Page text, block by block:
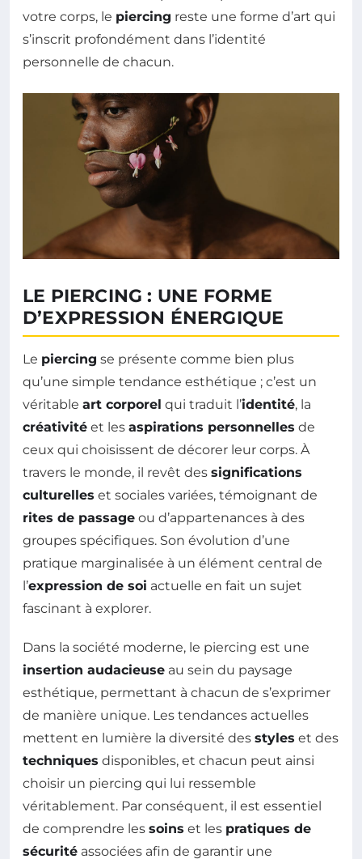
votre corps, le piercing reste une forme d’art qui
s’inscrit profondément dans l’identité
personnelle de chacun.
LE PIERCING : UNE FORME
D’EXPRESSION ÉNERGIQUE
Le piercing se présente comme bien plus
qu’une simple tendance esthétique ; c’est un
véritable art corporel qui traduit l’identité, la
créativité et les aspirations personnelles de
ceux qui choisissent de décorer leur corps. À
travers le monde, il revêt des significations
culturelles et sociales variées, témoignant de
rites de passage ou d’appartenances à des
groupes spécifiques. Son évolution d’une
pratique marginalisée à un élément central de
l’expression de soi actuelle en fait un sujet
fascinant à explorer.
Dans la société moderne, le piercing est une
insertion audacieuse au sein du paysage
esthétique, permettant à chacun de s’exprimer
de manière unique. Les tendances actuelles
mettent en lumière la diversité des styles et des
techniques disponibles, et chacun peut ainsi
choisir un piercing qui lui ressemble
véritablement. Par conséquent, il est essentiel
de comprendre les soins et les pratiques de
sécurité associées afin de garantir une